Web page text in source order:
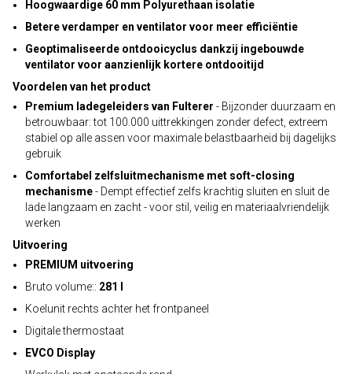
Hoogwaardige 60 mm Polyurethaan isolatie
Betere verdamper en ventilator voor meer efficiëntie
Geoptimaliseerde ontdooicyclus dankzij ingebouwde
ventilator voor aanzienlijk kortere ontdooitijd
Voordelen van het product
Premium ladegeleiders van Fulterer - Bijzonder duurzaam en
betrouwbaar: tot 100.000 uittrekkingen zonder defect, extreem
stabiel op alle assen voor maximale belastbaarheid bij dagelijks
gebruik
Comfortabel zelfsluitmechanisme met soft-closing
mechanisme- Dempt effectief zelfs krachtig sluiten en sluit de
lade langzaam en zacht - voor stil, veilig en materiaalvriendelijk
werken
Uitvoering
PREMIUM uitvoering
Bruto volume:: 281 l
Koelunit rechts achter het frontpaneel
Digitale thermostaat
EVCO Display